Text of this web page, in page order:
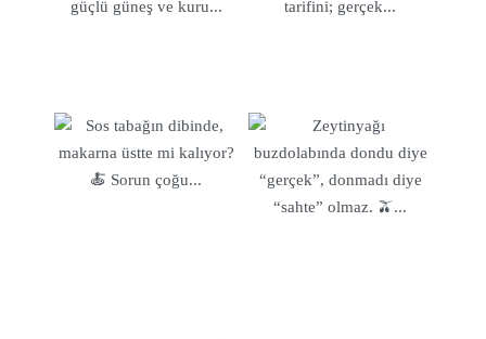
Sayfamızda yer alan levrek tarifleri, balığın tazeliğini ve
keyifli olmamıştı. Hem geleneksel yöntemlerle hem de
modern dokunuşlarla hazırlanan levrek yemekleri, balık
severler için ideal çözümler sunuyor.